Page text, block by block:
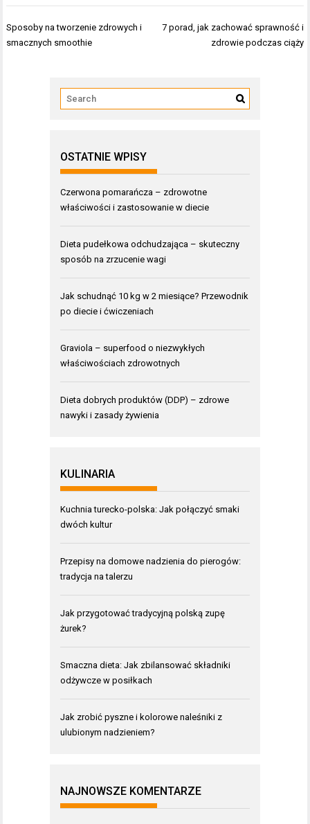
Nawigacja
wpisu
Sposoby na tworzenie zdrowych i
smacznych smoothie
7 porad, jak zachować sprawność i
zdrowie podczas ciąży
OSTATNIE WPISY
Czerwona pomarańcza – zdrowotne
właściwości i zastosowanie w diecie
Dieta pudełkowa odchudzająca – skuteczny
sposób na zrzucenie wagi
Jak schudnąć 10 kg w 2 miesiące? Przewodnik
po diecie i ćwiczeniach
Graviola – superfood o niezwykłych
właściwościach zdrowotnych
Dieta dobrych produktów (DDP) – zdrowe
nawyki i zasady żywienia
KULINARIA
Kuchnia turecko-polska: Jak połączyć smaki
dwóch kultur
Przepisy na domowe nadzienia do pierogów:
tradycja na talerzu
Jak przygotować tradycyjną polską zupę
żurek?
Smaczna dieta: Jak zbilansować składniki
odżywcze w posiłkach
Jak zrobić pyszne i kolorowe naleśniki z
ulubionym nadzieniem?
NAJNOWSZE KOMENTARZE